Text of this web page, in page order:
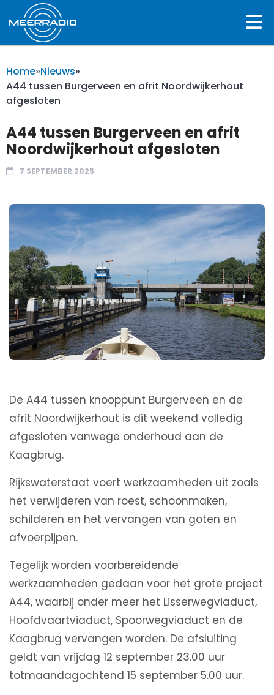
Home»Nieuws»
A44 tussen Burgerveen en afrit Noordwijkerhout
afgesloten
A44 tussen Burgerveen en afrit
Noordwijkerhout afgesloten
7 SEPTEMBER 2025
De A44 tussen knooppunt Burgerveen en de
afrit Noordwijkerhout is dit weekend volledig
afgesloten vanwege onderhoud aan de
Kaagbrug.
Rijkswaterstaat voert werkzaamheden uit zoals
het verwijderen van roest, schoonmaken,
schilderen en het vervangen van goten en
afvoerpijpen.
Tegelijk worden voorbereidende
werkzaamheden gedaan voor het grote project
A44, waarbij onder meer het Lisserwegviaduct,
Hoofdvaartviaduct, Spoorwegviaduct en de
Kaagbrug vervangen worden. De afsluiting
geldt van vrijdag 12 september 23.00 uur
totmaandagochtend 15 september 5.00 uur.